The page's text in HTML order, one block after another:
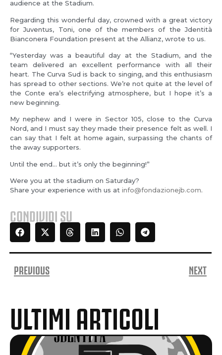
audience at the Stadium.
Regarding this wonderful day, crowned with a great victory
for Juventus, Toni, one of the members of the Jdentità
Bianconera Foundation present at the Allianz, wrote to us.
“Yesterday was a beautiful day at the Stadium, and the
team delivered an excellent performance with all their
heart. The Curva Sud is back to singing, and this enthusiasm
has spread to other sections. We’re not quite at the level of
the Conte era’s electrifying atmosphere, but I hope it’s a
new beginning.
My nephew and I were in Sector 105, close to the Curva
Nord, and I must say they made their presence felt as well. I
can say that I felt at home again, surpassing the chants of
the away supporters.
Until the end… but it’s only the beginning!”
Were you at the stadium on Saturday?
Share your experience with us at info@fondazionejb.com.
CONDIVIDI SU
PREVIOUS NEXT
ULTIMI ARTICOLI